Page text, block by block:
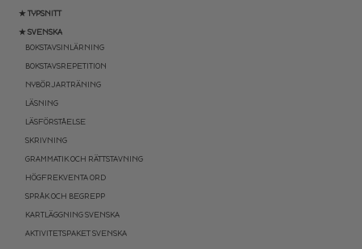
★ TYPSNITT
★ SVENSKA
BOKSTAVSINLÄRNING
BOKSTAVSREPETITION
NYBÖRJARTRÄNING
LÄSNING
LÄSFÖRSTÅELSE
SKRIVNING
GRAMMATIK OCH RÄTTSTAVNING
HÖGFREKVENTA ORD
SPRÅK OCH BEGREPP
KARTLÄGGNING SVENSKA
AKTIVITETSPAKET SVENSKA